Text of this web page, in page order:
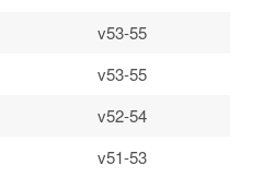
v53-55
v53-55
v52-54
v51-53